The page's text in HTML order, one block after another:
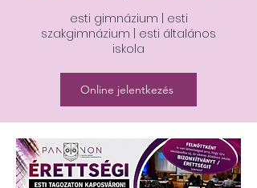
esti gimnázium | esti
szakgimnázium | esti általános
iskola
Online jelentkezés